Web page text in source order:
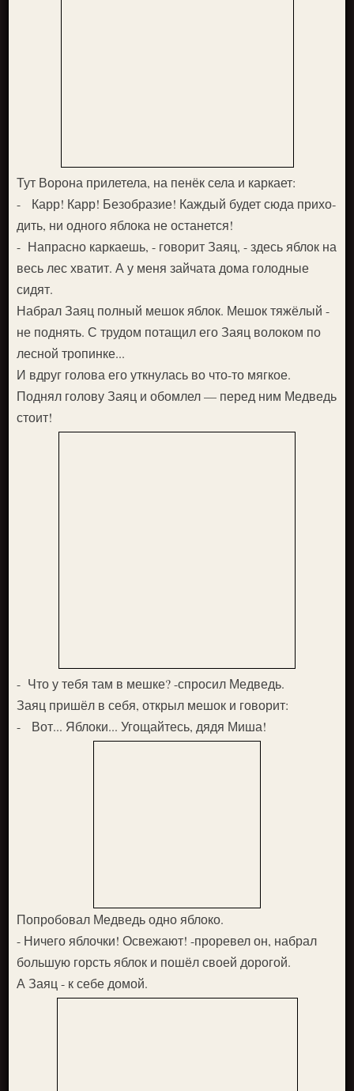
Тут Ворона прилетела, на пенёк села и каркает:
- Карр! Карр! Безобразие! Каждый будет сюда прихо­
дить, ни одного яблока не останется!
- Напрасно каркаешь, - говорит Заяц, - здесь яблок на
весь лес хватит. А у меня зайчата дома голодные
сидят.
Набрал Заяц полный мешок яблок. Мешок тяжёлый -
не поднять. С трудом потащил его Заяц волоком по
лесной тропинке...
И вдруг голова его уткнулась во что-то мягкое.
Поднял голову Заяц и обомлел — перед ним Медведь
стоит!
- Что у тебя там в мешке? -спросил Медведь.
Заяц пришёл в себя, открыл мешок и говорит:
- Вот... Яблоки... Угощай­тесь, дядя Миша!
Попробовал Медведь одно яблоко.
- Ничего яблочки! Освежают! -проревел он, набрал
большую горсть яблок и пошёл своей доро­гой.
А Заяц - к себе домой.